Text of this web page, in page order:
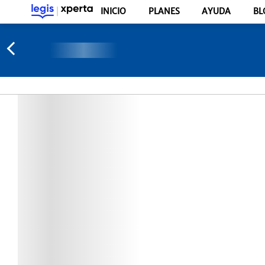
INICIO PLANES AYUDA